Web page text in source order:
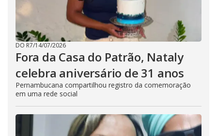
DO R7/14/07/2026
Fora da Casa do Patrão, Nataly
celebra aniversário de 31 anos
Pernambucana compartilhou registro da comemoração
em uma rede social